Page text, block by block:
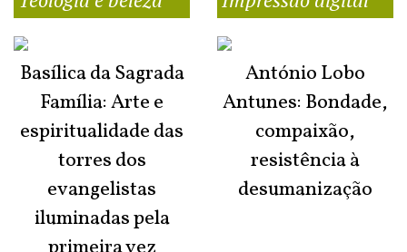
Basílica da Sagrada
Família: Arte e
espiritualidade das
torres dos
evangelistas
iluminadas pela
António Lobo
Antunes: Bondade,
compaixão,
resistência à
desumanização